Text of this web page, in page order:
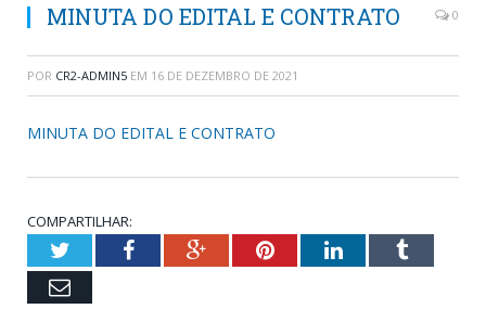
MINUTA DO EDITAL E CONTRATO 0
POR CR2-ADMIN5 EM 16 DE DEZEMBRO DE 2021
MINUTA DO EDITAL E CONTRATO
COMPARTILHAR:
TwitterFacebookGoogle+PinterestLinkedInTumblr
Email